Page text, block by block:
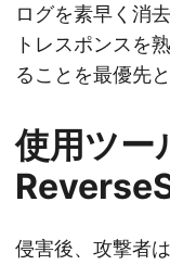
ログを素早く消
トレスポンスを
ることを最優先
使用ツー
侵害後、攻撃者